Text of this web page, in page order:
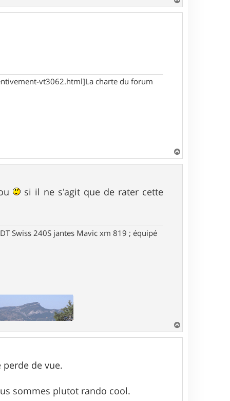
a
vt3062.html]La charte du forum
a
si il ne s'agit que de rater cette
Swiss 240S jantes Mavic xm 819 ; équipé
a
de vue.
sommes plutot rando cool.